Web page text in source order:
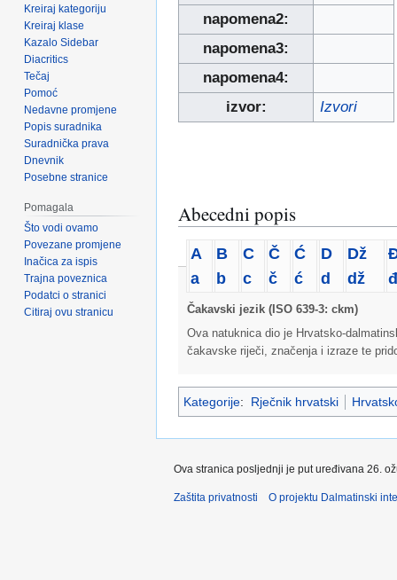
napomena2:
napomena3:
napomena4:
izvor:
Izvori
Abecedni popis
A
a
B
b
C
c
Č
č
Ć
ć
D
d
Dž
dž
đ
Čakavski jezik (ISO 639-3: ckm)
Ova natuknica dio je Hrvatsko-
čakavske riječi, značenja i izraze te
Kategorije: Rječnik hrvatski
Kreiraj kategoriju
Kreiraj klase
Kazalo Sidebar
Diacritics
Tečaj
Pomoć
Nedavne promjene
Popis suradnika
Suradnička prava
Dnevnik
Posebne stranice
Pomagala
Što vodi ovamo
Povezane promjene
Inačica za ispis
Trajna poveznica
Podatci o stranici
Citiraj ovu stranicu
Ova stranica posljednji je put uređivana 26.
Zaštita privatnosti O projektu Dalmatinski